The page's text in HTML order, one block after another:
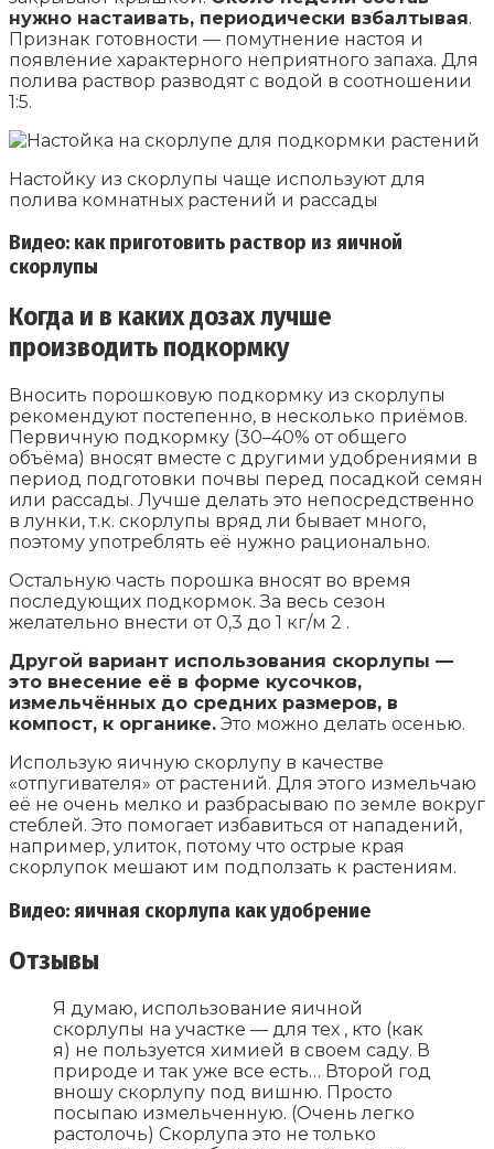
нужно настаивать, периодически взбалтывая.
Признак готовности — помутнение настоя и
появление характерного неприятного запаха. Для
полива раствор разводят с водой в соотношении
1:5.
Настойку из скорлупы чаще используют для
полива комнатных растений и рассады
Видео: как приготовить раствор из яичной
скорлупы
Когда и в каких дозах лучше
производить подкормку
Вносить порошковую подкормку из скорлупы
рекомендуют постепенно, в несколько приёмов.
Первичную подкормку (30–40% от общего
объёма) вносят вместе с другими удобрениями в
период подготовки почвы перед посадкой семян
или рассады. Лучше делать это непосредственно
в лунки, т.к. скорлупы вряд ли бывает много,
поэтому употреблять её нужно рационально.
Остальную часть порошка вносят во время
последующих подкормок. За весь сезон
желательно внести от 0,3 до 1 кг/м 2 .
Другой вариант использования скорлупы —
это внесение её в форме кусочков,
измельчённых до средних размеров, в
компост, к органике. Это можно делать осенью.
Использую яичную скорлупу в качестве
«отпугивателя» от растений. Для этого измельчаю
её не очень мелко и разбрасываю по земле вокруг
стеблей. Это помогает избавиться от нападений,
например, улиток, потому что острые края
скорлупок мешают им подползать к растениям.
Видео: яичная скорлупа как удобрение
Отзывы
Я думаю, использование яичной
скорлупы на участке — для тех , кто (как
я) не пользуется химией в своем саду. В
природе и так уже все есть… Второй год
вношу скорлупу под вишню. Просто
посыпаю измельченную. (Очень легко
растолочь) Скорлупа это не только